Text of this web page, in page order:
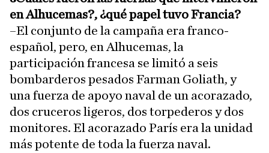
en Alhucemas?, ¿qué papel tuvo Francia?
–El conjunto de la campaña era franco-
español, pero, en Alhucemas, la
participación francesa se limitó a seis
bombarderos pesados Farman Goliath, y
una fuerza de apoyo naval de un acorazado,
dos cruceros ligeros, dos torpederos y dos
monitores. El acorazado París era la unidad
más potente de toda la fuerza naval.